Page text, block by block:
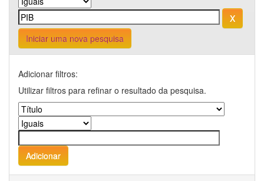
Iniciar uma nova pesquisa
Adicionar filtros:
Utilizar filtros para refinar o resultado da pesquisa.